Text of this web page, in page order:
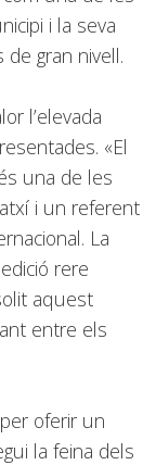
i la seva
gran nivell.
l’elevada
«El
una de les
i un referent
La
rere
aquest
entre els
oferir un
la feina dels